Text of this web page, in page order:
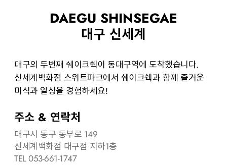
DAEGU SHINSEGAE
대구 신세계
대구의 두번째 쉐이크쉑이 동대구역에 도착했습니다.
신세계백화점 스위트파크에서 쉐이크쉑과 함께 즐거운
미식과 일상을 경험하세요!
주소 & 연락처
대구시 동구 동부로 149
신세계백화점 대구점 지하1층
TEL 053-661-1747